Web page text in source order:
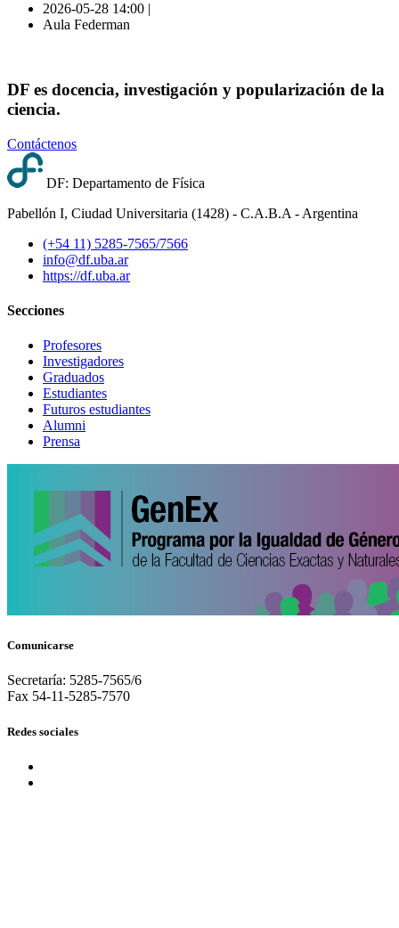
2026-05-28 14:00 |
Aula Federman
DF es docencia, investigación y popularización de la
ciencia.
Contáctenos
DF: Departamento de Física
Pabellón I, Ciudad Universitaria (1428) - C.A.B.A - Argentina
(+54 11) 5285-7565/7566
info@df.uba.ar
https://df.uba.ar
Secciones
Profesores
Investigadores
Graduados
Estudiantes
Futuros estudiantes
Alumni
Prensa
Comunicarse
Secretaría: 5285-7565/6
Fax 54-11-5285-7570
Redes sociales